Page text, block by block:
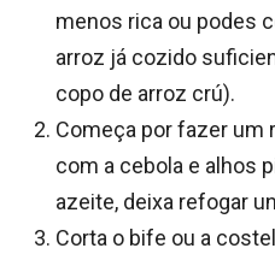
menos rica ou podes
arroz já cozido
copo de arroz crú).
Começa por fazer um
com a cebola e alhos
azeite, deixa refogar
Corta o bife ou a